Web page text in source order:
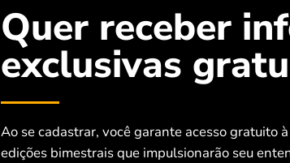
Quer receber
exclusivas
Ao se cadastrar, você garante acesso gratuito
edições bimestrais que impulsionarão seu